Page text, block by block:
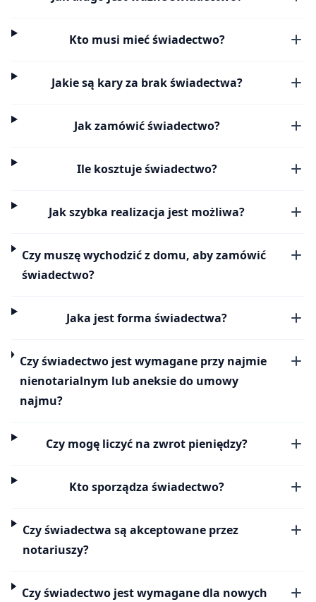
Kto musi mieć świadectwo?
Jakie są kary za brak świadectwa?
Jak zamówić świadectwo?
Ile kosztuje świadectwo?
Jak szybka realizacja jest możliwa?
Czy muszę wychodzić z domu, aby zamówić
świadectwo?
Jaka jest forma świadectwa?
Czy świadectwo jest wymagane przy najmie
nienotarialnym lub aneksie do umowy
najmu?
Czy mogę liczyć na zwrot pieniędzy?
Kto sporządza świadectwo?
Czy świadectwa są akceptowane przez
notariuszy?
Czy świadectwo jest wymagane dla nowych